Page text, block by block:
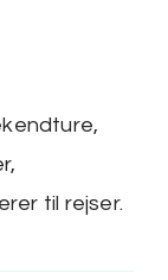
til rejser.